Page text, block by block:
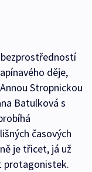
bezprostředností
děje,
Stropnickou
Batulková s
časových
je třicet, já už
protagonistek.